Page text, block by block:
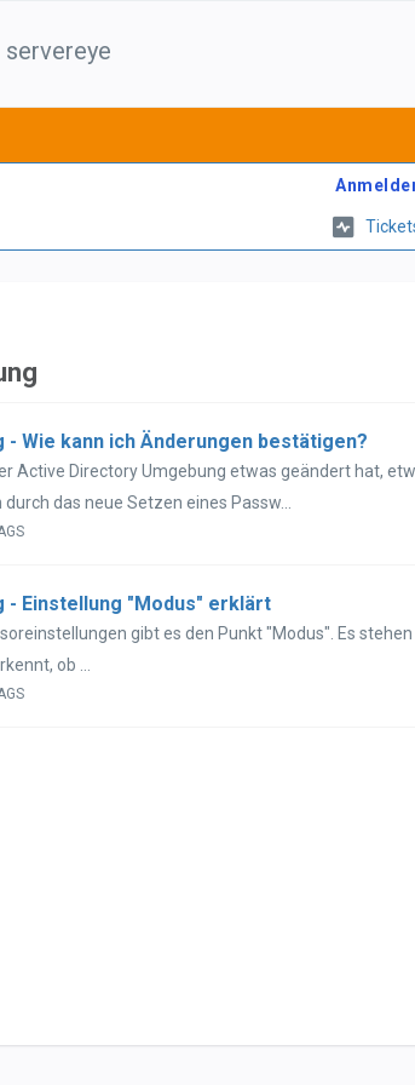
servereye
Wie kann ich Änderungen bestätigen?
Active Directory Umgebung etwas geändert hat,
das neue Setzen eines Passw...
- Einstellung "Modus" erklärt
gibt es den Punkt "Modus". Es
ob ...